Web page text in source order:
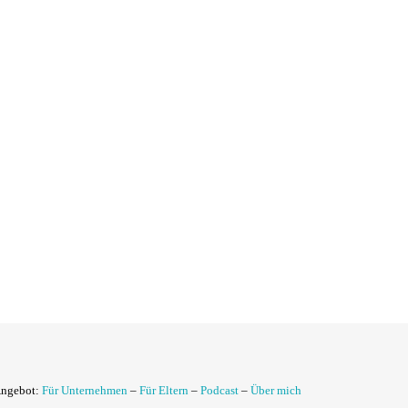
Für Unternehmen – Für Eltern – Podcast – Über mich